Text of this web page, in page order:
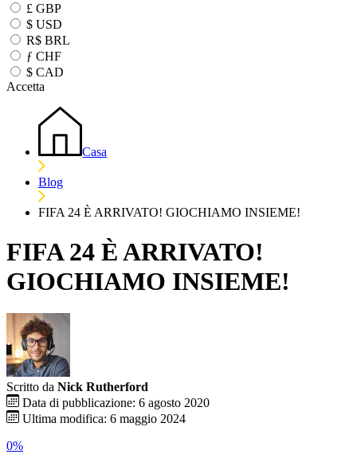
£ GBP
$ USD
R$ BRL
ƒ CHF
$ CAD
Accetta
Casa
Blog
FIFA 24 È ARRIVATO! GIOCHIAMO INSIEME!
FIFA 24 È ARRIVATO!
GIOCHIAMO INSIEME!
Scritto da Nick Rutherford
Data di pubblicazione: 6 agosto 2020
Ultima modifica: 6 maggio 2024
0%